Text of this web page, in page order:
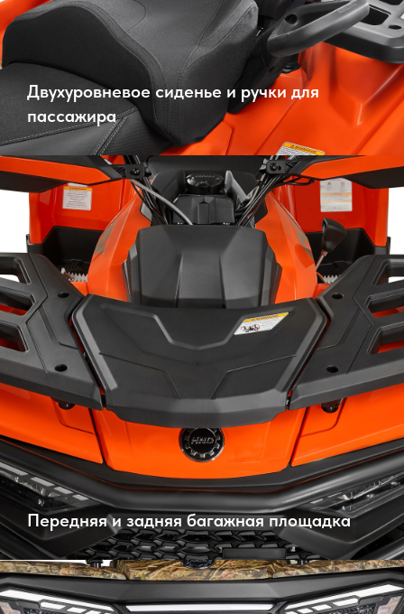
Двухуровневое сиденье и ручки для
пассажира
Передняя и задняя багажная площадка